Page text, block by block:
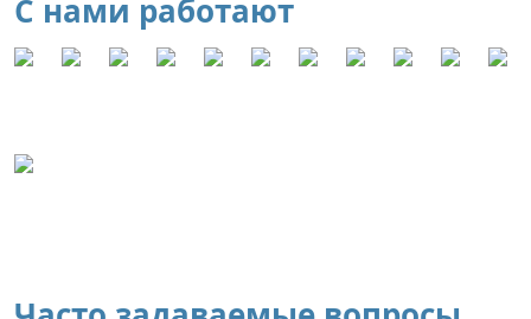
С нами работают